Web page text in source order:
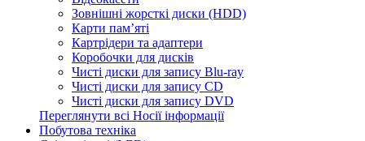
Зовнішні жорсткі диски (HDD)
Карти пам’яті
Картрідери та адаптери
Коробочки для дисків
Чисті диски для запису Blu-ray
Чисті диски для запису CD
Чисті диски для запису DVD
Переглянути всі Носії інформації
Побутова техніка